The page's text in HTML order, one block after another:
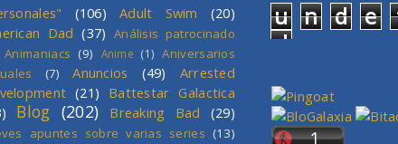
(106) Adult Swim
(20)
Dad (37) Análisis patrocinado
Animaniacs (9) Anime (1) Aniversarios
(7) Anuncios (49)
Arrested
(21) Battestar Galactica
Blog (202) Breaking Bad (29)
apuntes sobre varias series (13)
u n d e
d